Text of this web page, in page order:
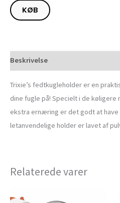
KØB
Beskrivelse
Trixie’s fedtkugleholder er en
dine fugle på! Specielt i de køligere
ekstra ernæring er det godt at
letanvendelige holder er lavet af
Relaterede varer